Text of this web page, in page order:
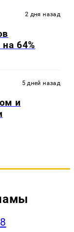
2 дня назад
64%
5 дней назад
и